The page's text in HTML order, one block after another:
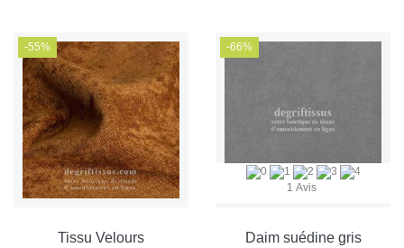
-55%
Tissu Velours
1 Avis
-66%
Daim suédine gris